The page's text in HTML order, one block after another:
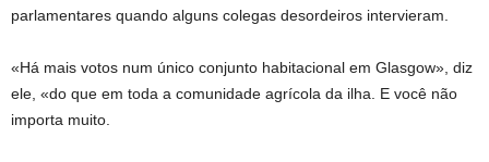
parlamentares quando alguns colegas desordeiros intervieram.
«Há mais votos num único conjunto habitacional em Glasgow», diz
ele, «do que em toda a comunidade agrícola da ilha. E você não
importa muito.